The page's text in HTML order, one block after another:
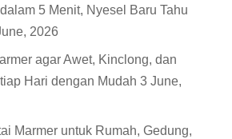
5 Menit, Nyesel Baru Tahu
2026
agar Awet, Kinclong, dan
Hari dengan Mudah 3 June,
Marmer untuk Rumah, Gedung,